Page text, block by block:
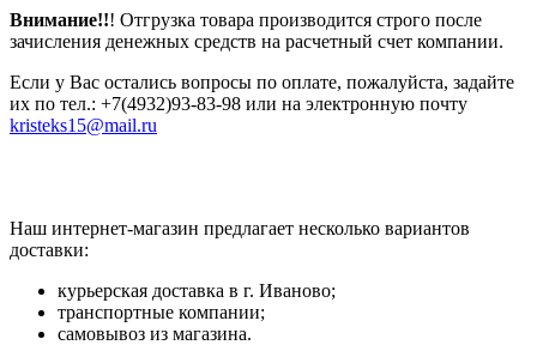
Внимание!!! Отгрузка товара производится строго после
зачисления денежных средств на расчетный счет компании.
Если у Вас остались вопросы по оплате, пожалуйста, задайте
их по тел.: +7(4932)93-83-98 или на электронную почту
kristeks15@mail.ru
Наш интернет-магазин предлагает несколько вариантов
доставки:
курьерская доставка в г. Иваново;
транспортные компании;
самовывоз из магазина.